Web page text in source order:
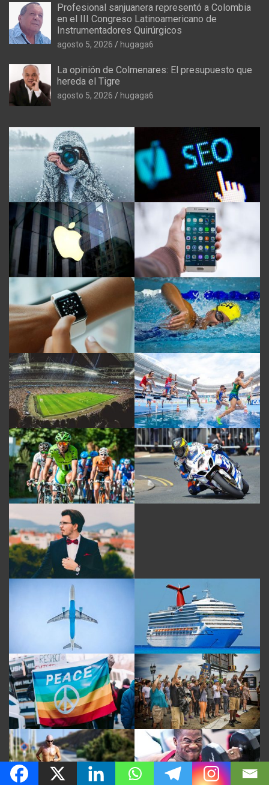
Profesional sanjuanera representó a Colombia
en el III Congreso Latinoamericano de
Instrumentadores Quirúrgicos
agosto 5, 2026 hugaga6
La opinión de Colmenares: El presupuesto que
hereda el Tigre
agosto 5, 2026 hugaga6